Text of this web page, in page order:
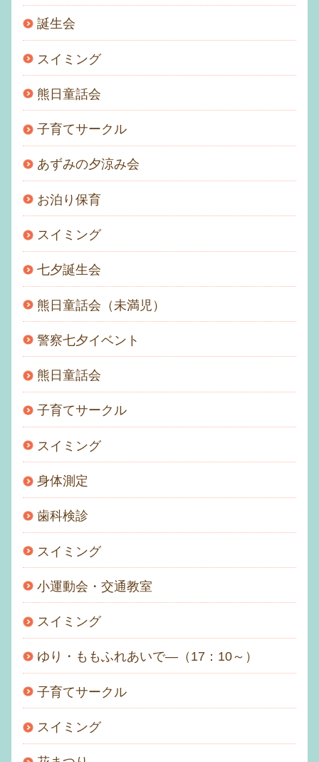
誕生会
スイミング
熊日童話会
子育てサークル
あずみの夕涼み会
お泊り保育
スイミング
七夕誕生会
熊日童話会（未満児）
警察七夕イベント
熊日童話会
子育てサークル
スイミング
身体測定
歯科検診
スイミング
小運動会・交通教室
スイミング
ゆり・ももふれあいで―（17：10～）
子育てサークル
スイミング